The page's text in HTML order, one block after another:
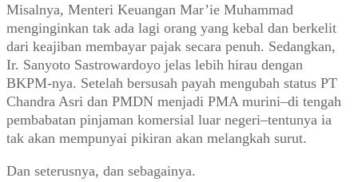
Misalnya, Menteri Keuangan Mar’ie Muhammad
menginginkan tak ada lagi orang yang kebal dan berkelit
dari keajiban membayar pajak secara penuh. Sedangkan,
Ir. Sanyoto Sastrowardoyo jelas lebih hirau dengan
BKPM-nya. Setelah bersusah payah mengubah status PT
Chandra Asri dan PMDN menjadi PMA murini–di tengah
pembabatan pinjaman komersial luar negeri–tentunya ia
tak akan mempunyai pikiran akan melangkah surut.
Dan seterusnya, dan sebagainya.